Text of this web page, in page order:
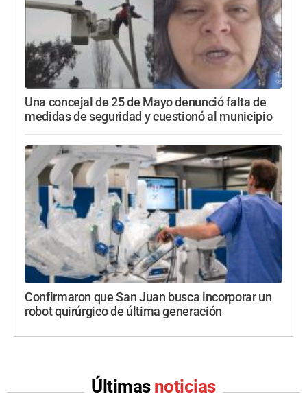
Una concejal de 25 de Mayo denunció falta de
medidas de seguridad y cuestionó al municipio
Confirmaron que San Juan busca incorporar un
robot quirúrgico de última generación
Últimas noticias